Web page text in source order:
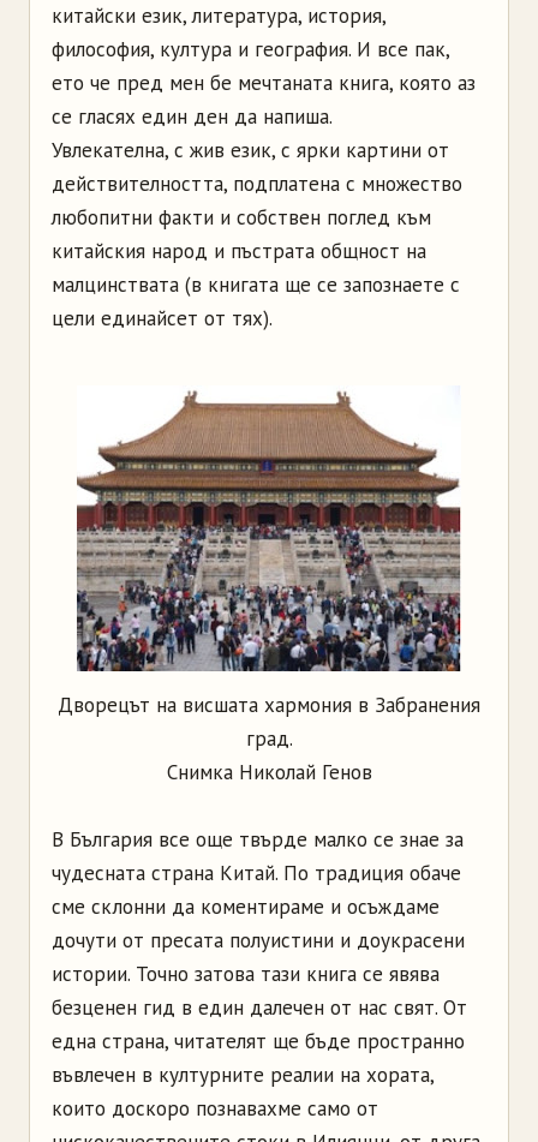
китайски език, литература, история,
философия, култура и география. И все пак,
ето че пред мен бе мечтаната книга, която аз
се гласях един ден да напиша.
Увлекателна, с жив език, с ярки картини от
действителността, подплатена с множество
любопитни факти и собствен поглед към
китайския народ и пъстрата общност на
малцинствата (в книгата ще се запознаете с
цели единайсет от тях).
Дворецът на висшата хармония в Забранения
град.
Снимка Николай Генов
В България все още твърде малко се знае за
чудесната страна Китай. По традиция обаче
сме склонни да коментираме и осъждаме
дочути от пресата полуистини и доукрасени
истории. Точно затова тази книга се явява
безценен гид в един далечен от нас свят. От
една страна, читателят ще бъде пространно
въвлечен в културните реалии на хората,
които доскоро познавахме само от